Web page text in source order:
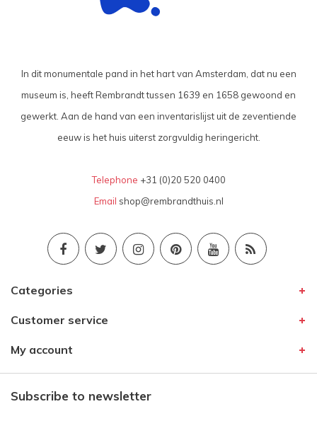
In dit monumentale pand in het hart van Amsterdam, dat nu een
museum is, heeft Rembrandt tussen 1639 en 1658 gewoond en
gewerkt. Aan de hand van een inventarislijst uit de zeventiende
eeuw is het huis uiterst zorgvuldig heringericht.
Telephone +31 (0)20 520 0400
Email shop@rembrandthuis.nl
Categories
Customer service
My account
Subscribe to newsletter